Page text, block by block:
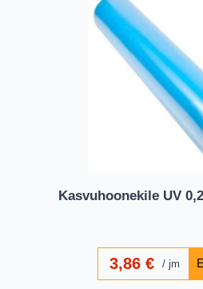
Kasvuhoonekile UV
3,86 € jm